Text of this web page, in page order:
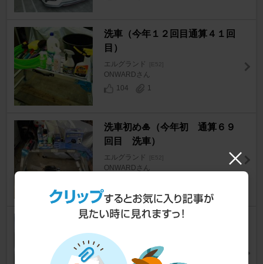
洗車（今年１２回目通算４１回
目）
エルグランド [E52]
ONWARDさん
104
1
洗車初め🎍（今年初 通算６９
回目 洗車）
エルグランド [E52]
ONWARDさん
スクラッチシールド（黒）を磨
いてみました（洗車編）
エルグランド [E52]
Phantom52さん